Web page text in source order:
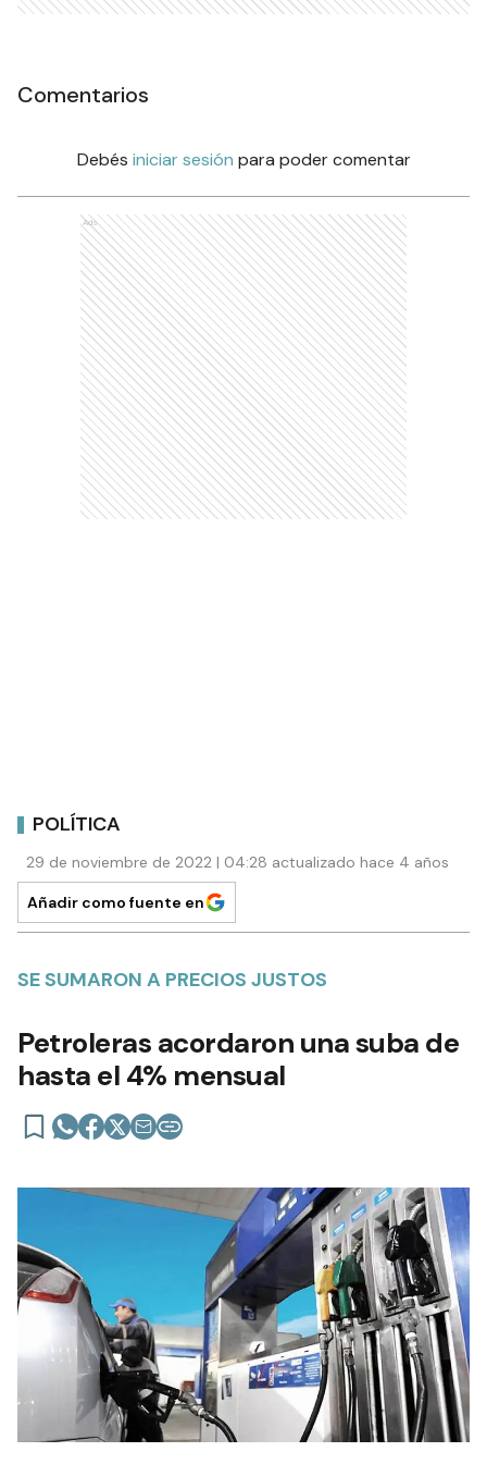
Comentarios
Debés iniciar sesión para poder comentar
Ads
POLÍTICA
29 de noviembre de 2022 | 04:28 actualizado hace 4 años
Añadir como fuente en
SE SUMARON A PRECIOS JUSTOS
Petroleras acordaron una suba de
hasta el 4% mensual